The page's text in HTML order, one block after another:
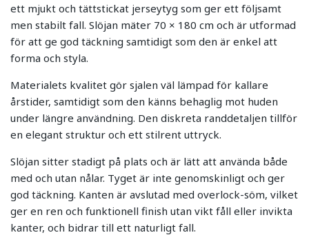
ett mjukt och tättstickat jerseytyg som ger ett följsamt
men stabilt fall. Slöjan mäter 70 × 180 cm och är utformad
för att ge god täckning samtidigt som den är enkel att
forma och styla.
Materialets kvalitet gör sjalen väl lämpad för kallare
årstider, samtidigt som den känns behaglig mot huden
under längre användning. Den diskreta randdetaljen tillför
en elegant struktur och ett stilrent uttryck.
Slöjan sitter stadigt på plats och är lätt att använda både
med och utan nålar. Tyget är inte genomskinligt och ger
god täckning. Kanten är avslutad med overlock-söm, vilket
ger en ren och funktionell finish utan vikt fåll eller invikta
kanter, och bidrar till ett naturligt fall.